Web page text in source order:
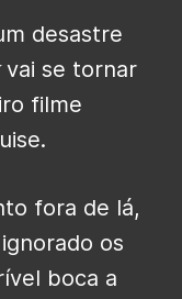
desastre
vai se tornar
filme
fora de lá,
os
boca a